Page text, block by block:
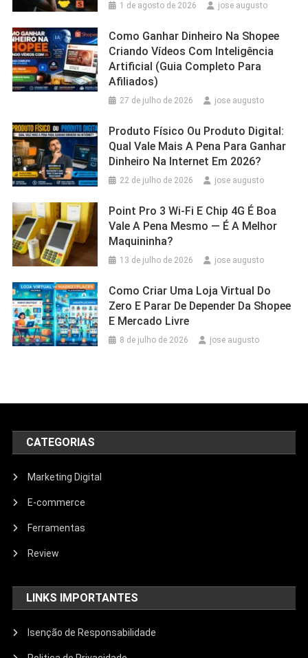
1 de agosto de 2026 jose augusto
Como Ganhar Dinheiro Na Shopee
Criando Vídeos Com Inteligência
Artificial (Guia Completo Para
Afiliados)
27 de julho de 2026 jose augusto
Produto Físico Ou Produto Digital:
Qual Vale Mais A Pena Para Ganhar
Dinheiro Na Internet Em 2026?
22 de julho de 2026 jose augusto
Point Pro 3 Wi‑Fi E Chip 4G É Boa
Vale A Pena Mesmo — É A Melhor
Maquininha?
13 de julho de 2026 jose augusto
Como Criar Uma Loja Virtual Do
Zero E Parar De Depender Da Shopee
E Mercado Livre
8 de julho de 2026 jose augusto
CATEGORIAS
Marketing Digital
E-commerce
Ferramentas
Review
LINKS IMPORTANTES
Isenção de Responsabilidade